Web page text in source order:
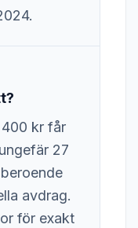
kr får
27
avdrag.
för exakt